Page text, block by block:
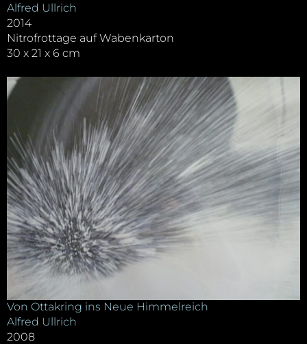
Alfred Ullrich
2014
Nitrofrottage auf Wabenkarton
30 x 21 x 6 cm
Von Ottakring ins Neue Himmelreich
Alfred Ullrich
2008